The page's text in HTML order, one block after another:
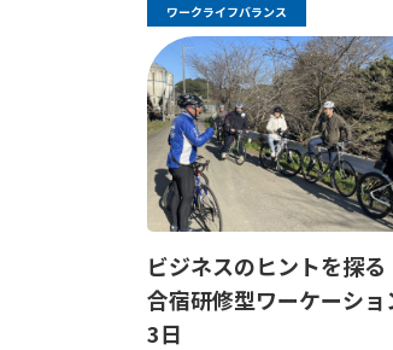
ワークライフバランス
ビジネスのヒントを探
合宿研修型ワーケーショ
3日